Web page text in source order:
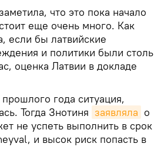
что это пока начало
еще очень много. Как
если бы латвийские
и политики были столь
оценка Латвии в докладе
года ситуация,
Тогда Знотиня заявляла о
не успеть выполнить в срок
и высок риск попасть в